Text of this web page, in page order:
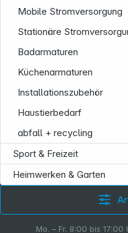
Mo. – Fr. 8:00 bis 17:00
Mobile Stromversorgung
Stationäre
Badarmaturen
Küchenarmaturen
Installationszubehör
Haustierbedarf
abfall + recycling
Sport & Freizeit
Heimwerken & Garten